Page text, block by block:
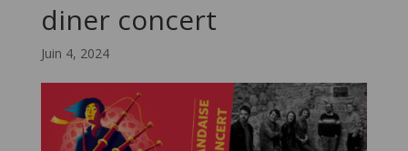
diner concert
Juin 4, 2024